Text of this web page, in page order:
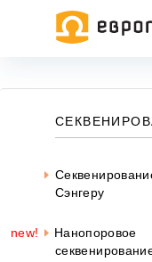
Сэнгеру
new! Нанопоровое
Информация,